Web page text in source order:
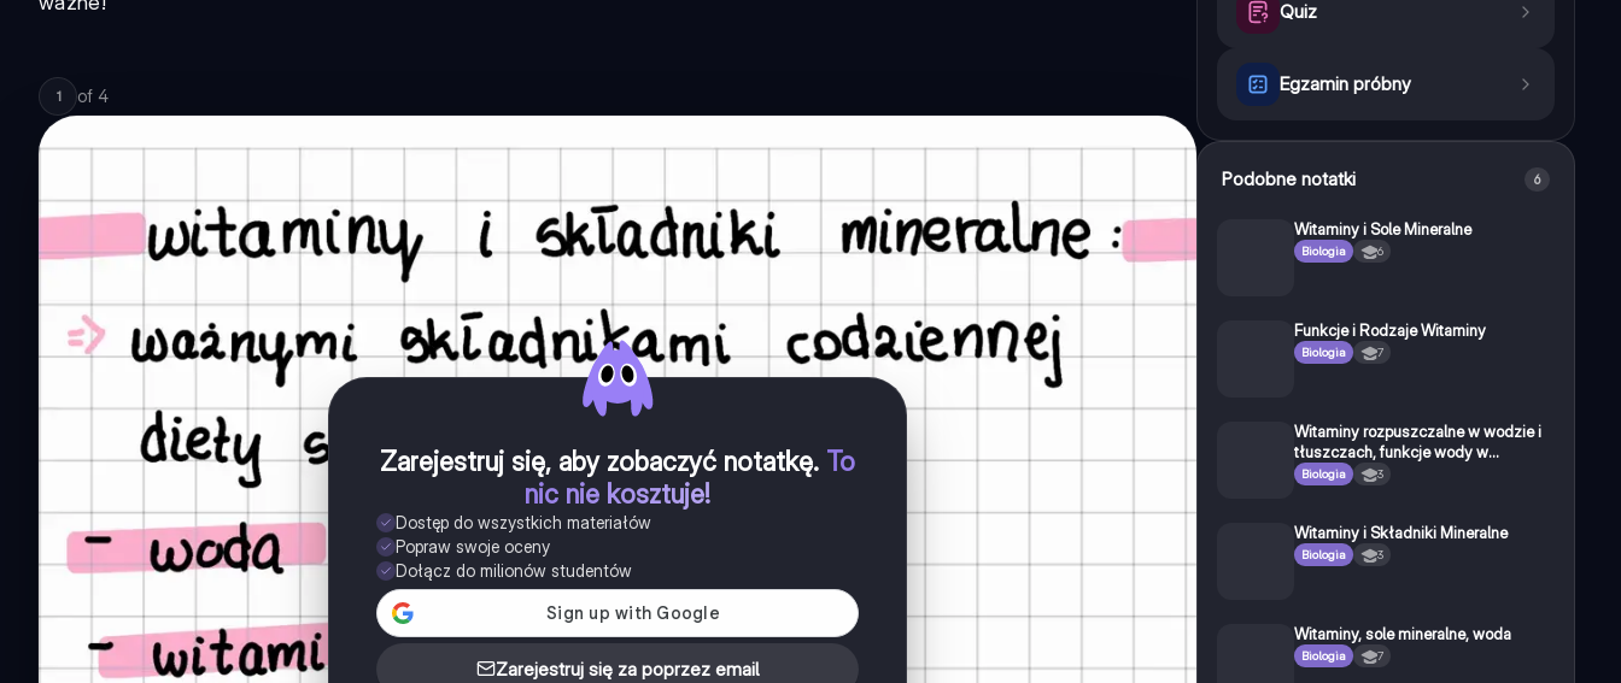
1 of 4
Zarejestruj się, aby zobaczyć notatkę. To
nic nie kosztuje!
Dostęp do wszystkich materiałów
Popraw swoje oceny
Dołącz do milionów studentów
Zarejestruj się za poprzez email
Quiz
Egzamin próbny
Podobne notatki 6
Witaminy i Sole Mineralne
Biologia 6
Funkcje i Rodzaje Witaminy
Biologia 7
Witaminy rozpuszczalne w wodzie i
tłuszczach, funkcje wody w
organizmie - biologia rozszerzenie
Biologia 3
Witaminy i Składniki Mineralne
Biologia 3
Witaminy, sole mineralne, woda
Biologia 7